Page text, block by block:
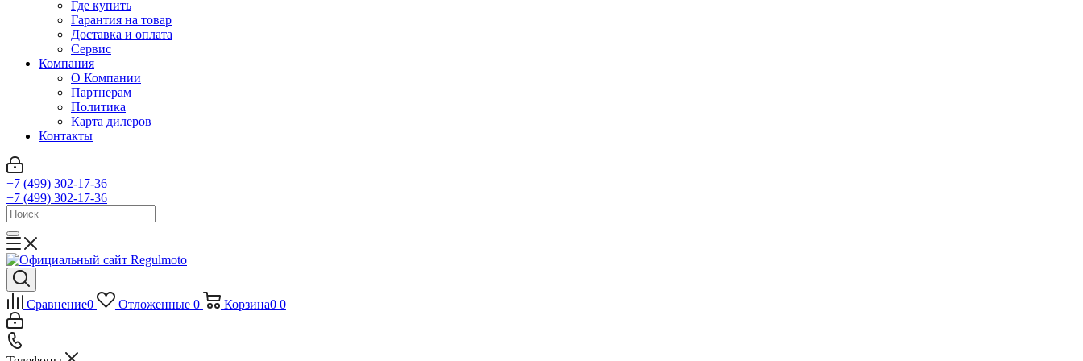
Где купить
Гарантия на товар
Доставка и оплата
Сервис
Компания
О Компании
Партнерам
Политика
Карта дилеров
Контакты
+7 (499) 302-17-36
+7 (499) 302-17-36
Сравнение0 Отложенные 0 Корзина0 0